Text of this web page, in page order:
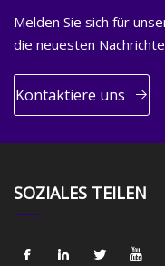
Melden Sie sich für
die neuesten
Kontaktiere uns
SOZIALES TEILEN